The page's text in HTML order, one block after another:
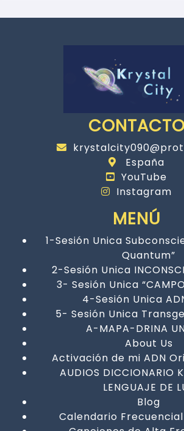
CONTACTO
España
YouTube
Instagram
MENÚ
1-Sesión Unica
Quantum”
2-Sesión Unica
3- Sesión Unica
4-Sesión Unica
5- Sesión Unica
A-MAPA-DRINA
About Us
Activación de mi ADN
AUDIOS DICCIONARIO
LENGUAJE DE
Blog
Calendario